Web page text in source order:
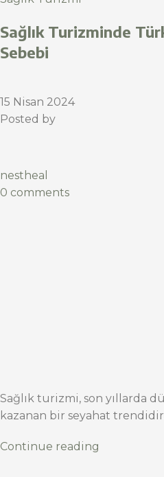
Sağlık Turizminde
Sebebi
15 Nisan 2024
Posted by
nestheal
0 comments
Sağlık turizmi, son yıllarda
kazanan bir seyahat
Continue reading